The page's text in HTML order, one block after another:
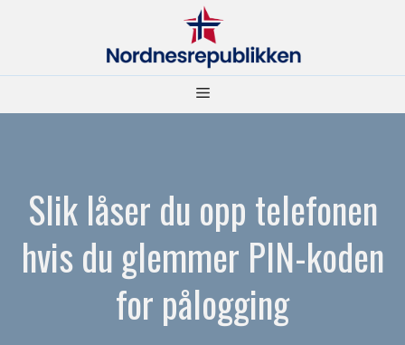
Meny
Slik låser du opp telefonen
hvis du glemmer PIN-koden
for pålogging